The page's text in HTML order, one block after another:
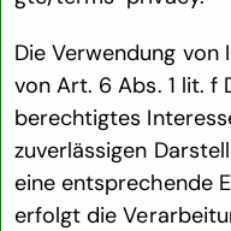
Die Verwendung von
von Art. 6 Abs. 1 lit. f
berechtigtes
zuverlässigen
eine entsprechende
erfolgt die